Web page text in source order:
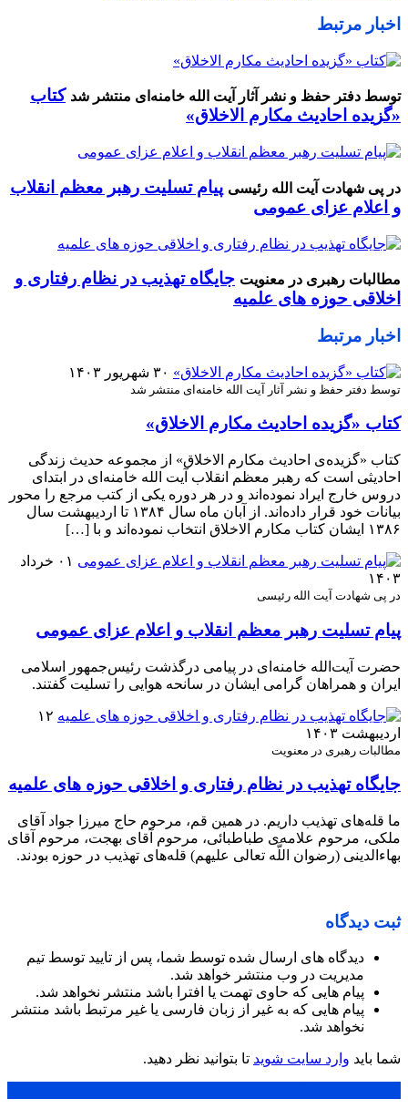
اخبار مرتبط
توسط دفتر حفظ و نشر آثار آیت الله خامنه‌ای منتشر شد کتاب
«گزیده احادیث مکارم الاخلاق»
در پی شهادت آیت الله رئیسی پیام تسلیت رهبر معظم انقلاب
و اعلام عزای عمومی
مطالبات رهبری در معنویت جایگاه تهذیب در نظام رفتاری و
اخلاقی حوزه‌ های علمیه
اخبار مرتبط
۳۰ شهریور ۱۴۰۳
توسط دفتر حفظ و نشر آثار آیت الله خامنه‌ای منتشر شد
کتاب «گزیده احادیث مکارم الاخلاق»
کتاب «گزیده‌ی احادیث مکارم الاخلاق» از مجموعه حدیث زندگی
احادیثی است که رهبر معظم انقلاب آیت الله خامنه‌ای در ابتدای
دروس خارج ایراد نموده‌اند و در هر دوره یکی از کتب مرجع را محور
بیانات خود قرار داده‌اند. از آبان ماه سال ۱۳۸۴ تا اردیبهشت سال
۱۳۸۶ ایشان کتاب مکارم الاخلاق انتخاب نموده‌اند و با […]
۰۱ خرداد
۱۴۰۳
در پی شهادت آیت الله رئیسی
پیام تسلیت رهبر معظم انقلاب و اعلام عزای عمومی
حضرت آیت‌الله خامنه‌ای در پیامی درگذشت رئیس‌جمهور اسلامی
ایران و همراهان گرامی ایشان در سانحه هوایی را تسلیت گفتند.
۱۲
اردیبهشت ۱۴۰۳
مطالبات رهبری در معنویت
جایگاه تهذیب در نظام رفتاری و اخلاقی حوزه‌ های علمیه
ما قله‌های تهذیب داریم. در همین قم، مرحوم حاج میرزا جواد آقای
ملکی، مرحوم علامه‌ی طباطبائی، مرحوم آقای بهجت، مرحوم آقای
بهاءالدینی (رضوان اللَّه تعالی علیهم) قله‌های تهذیب در حوزه بودند.
ثبت دیدگاه
دیدگاه های ارسال شده توسط شما، پس از تایید توسط تیم
مدیریت در وب منتشر خواهد شد.
پیام هایی که حاوی تهمت یا افترا باشد منتشر نخواهد شد.
پیام هایی که به غیر از زبان فارسی یا غیر مرتبط باشد منتشر
نخواهد شد.
شما باید وارد سایت شوید تا بتوانید نظر دهید.